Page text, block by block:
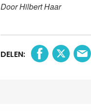
Door Hilbert Haar
DELEN: